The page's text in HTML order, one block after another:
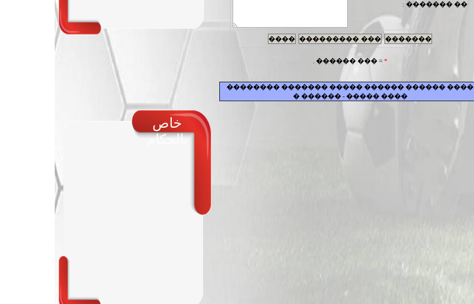
خاص
بالحكام
�� ������� :
*
= ��� ������ .
���� ������ ������ ����� ������� ��������
���� ����� - ������ �